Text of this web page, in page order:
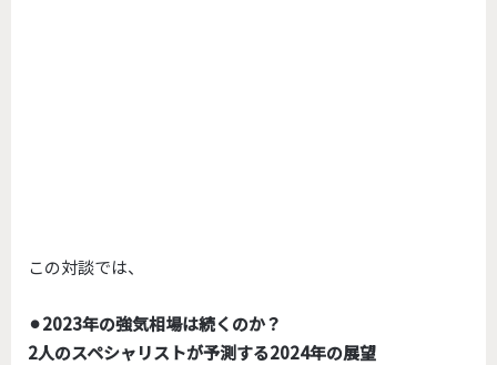
この対談では、
⚫︎2023年の強気相場は続くのか？
2人のスペシャリストが予測する2024年の展望